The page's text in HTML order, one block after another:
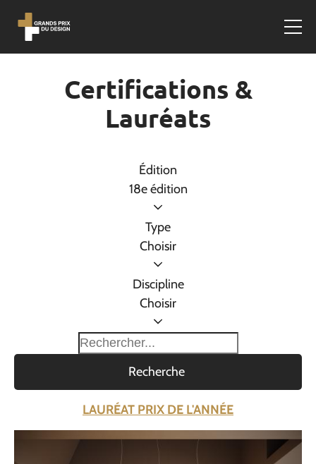
Certifications &
Lauréats
Édition
18e édition
Type
Choisir
Discipline
Choisir
Recherche
LAURÉAT PRIX DE L'ANNÉE